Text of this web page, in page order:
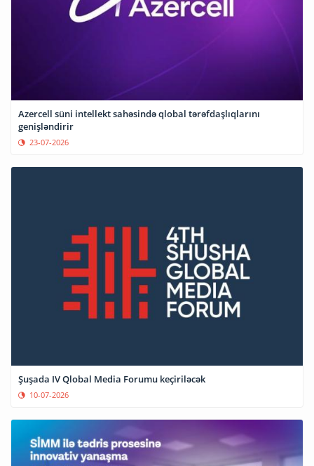
Azercell süni intellekt sahəsində qlobal tərəfdaşlıqlarını
genişləndirir
23-07-2026
Şuşada IV Qlobal Media Forumu keçiriləcək
10-07-2026